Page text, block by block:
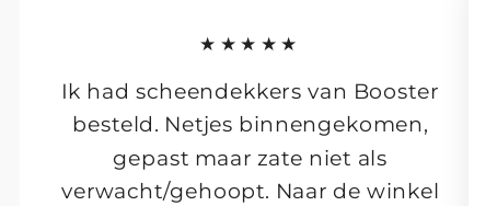
★★★★★
Ik had scheendekkers van Booster
besteld. Netjes binnengekomen,
gepast maar zate niet als
verwacht/gehoopt. Naar de winkel